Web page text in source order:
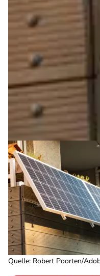
Quelle: Robert Poorten/